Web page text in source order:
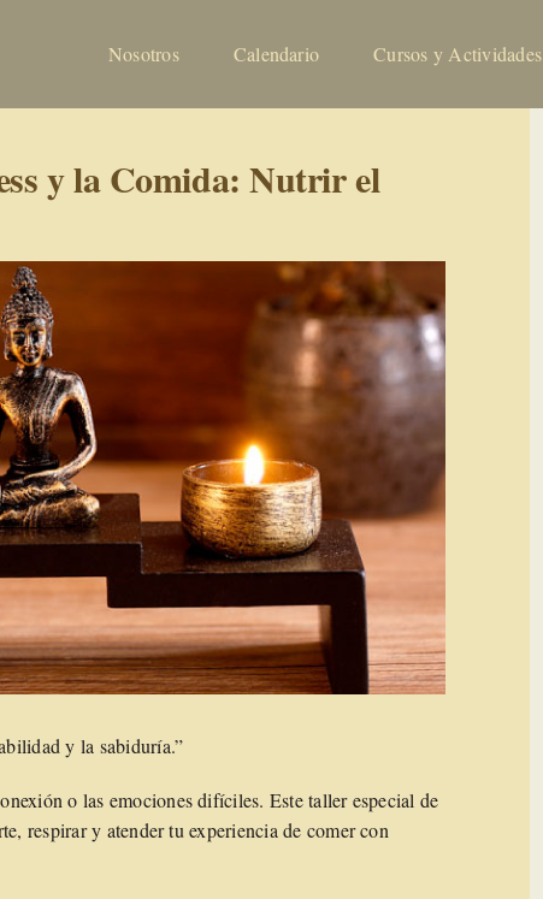
Nosotros Calendario Cursos y Actividades
y la Comida: Nutrir el
y la sabiduría.”
o las emociones difíciles. Este taller especial de
respirar y atender tu experiencia de comer con